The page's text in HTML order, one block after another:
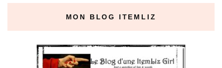
MON BLOG ITEMLIZ